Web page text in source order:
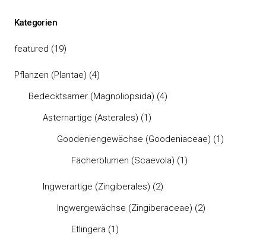
Kategorien
featured (19)
Pflanzen (Plantae) (4)
Bedecktsamer (Magnoliopsida) (4)
Asternartige (Asterales) (1)
Goodeniengewächse (Goodeniaceae) (1)
Fächerblumen (Scaevola) (1)
Ingwerartige (Zingiberales) (2)
Ingwergewächse (Zingiberaceae) (2)
Etlingera (1)